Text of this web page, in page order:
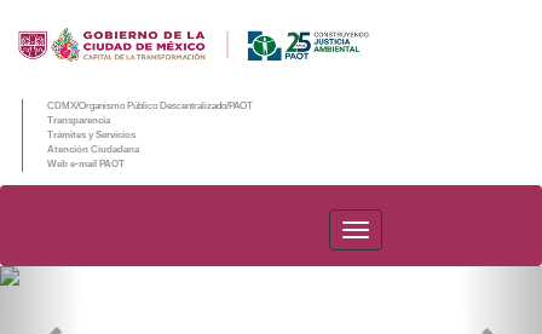
CDMX/Organismo Público Descentralizado/PAOT
Transparencia
Trámites y Servicios
Atención Ciudadana
Web e-mail PAOT
PAOT